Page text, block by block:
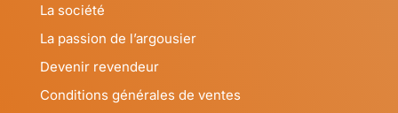
La société
La passion de l’argousier
Devenir revendeur
Conditions générales de ventes